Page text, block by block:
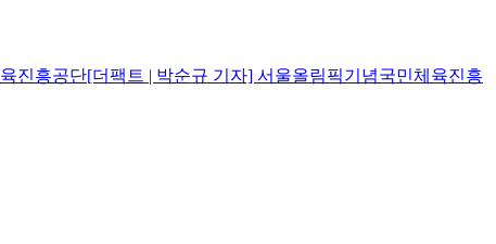
진흥공단[더팩트 | 박순규 기자] 서울올림픽기념국민체육진흥